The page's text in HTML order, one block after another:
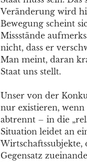
Veränderung wird
Bewegung scheint
Missstände
nicht, dass er
Man meint, daran
Staat uns stellt.
Unser von der
nur existieren,
abtrennt – in die
Situation leidet an
Gegensatz